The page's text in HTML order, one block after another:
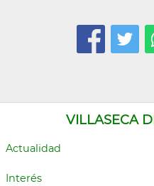
VILLASECA
Actualidad
Interés